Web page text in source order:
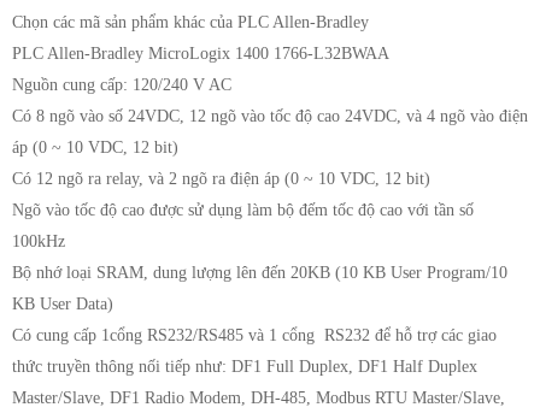
Chọn các mã sản phẩm khác của PLC Allen-Bradley
PLC Allen-Bradley MicroLogix 1400 1766-L32BWAA
Nguồn cung cấp: 120/240 V AC
Có 8 ngõ vào số 24VDC, 12 ngõ vào tốc độ cao 24VDC, và 4 ngõ vào điện
áp (0 ~ 10 VDC, 12 bit)
Có 12 ngõ ra relay, và 2 ngõ ra điện áp (0 ~ 10 VDC, 12 bit)
Ngõ vào tốc độ cao được sử dụng làm bộ đếm tốc độ cao với tần số
100kHz
Bộ nhớ loại SRAM, dung lượng lên đến 20KB (10 KB User Program/10
KB User Data)
Có cung cấp 1cổng RS232/RS485 và 1 cổng RS232 để hỗ trợ các giao
thức truyền thông nối tiếp như: DF1 Full Duplex, DF1 Half Duplex
Master/Slave, DF1 Radio Modem, DH-485, Modbus RTU Master/Slave,